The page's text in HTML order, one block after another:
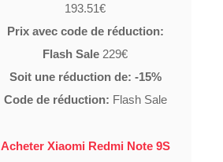
193.51€
Prix avec code de réduction:
Flash Sale 229€
Soit une réduction de: -15%
Code de réduction: Flash Sale
Acheter Xiaomi Redmi Note 9S